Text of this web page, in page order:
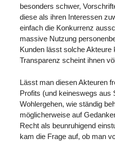
besonders schwer,
diese als ihren Interessen
einfach die Konkurrenz
massive Nutzung
Kunden lässt solche Akteure
Transparenz scheint ihnen
Lässt man diesen Akteuren
Profits (und keineswegs aus
Wohlergehen, wie ständig
möglicherweise auf
Recht als beunruhigend
kam die Frage auf, ob man